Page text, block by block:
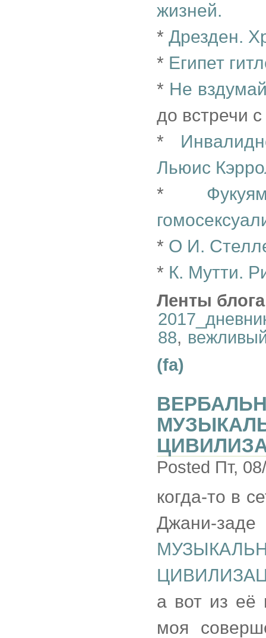
жизней.
* Дрезден.
* Египет
* Не
до встречи
*
Льюис
*
* О И.
* К. Мутти.
Ленты
88,
(fa)
Posted Пт,
когда-то в
Джани-
а вот из её
моя